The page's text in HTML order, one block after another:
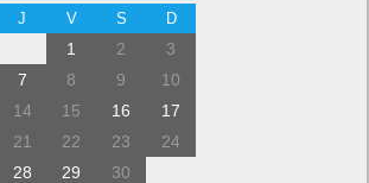
J V S D
1 2
3
7 8 9
10
14 15 16
17
21 22 23
24
28 29 30